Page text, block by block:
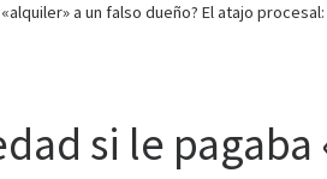
a un falso dueño? El atajo
si le pagaba